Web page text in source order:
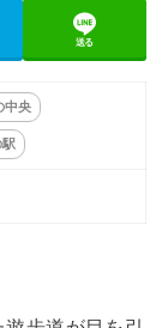
送る
中央
駅